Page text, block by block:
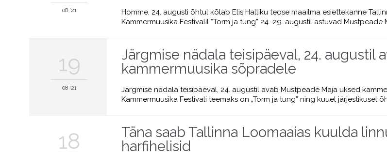
08 '21
Homme, 24. augusti õhtul kõlab Elis Halliku teose maailma esiettekanne
Kammermuusika Festivalil “Torm ja tung” 24.-29. augustil astuvad Mustpeade
19
08 '21
Järgmise nädala teisipäeval, 24. augustil
kammermuusika sõpradele
Järgmise nädala teisipäeval, 24. augustil avab Mustpeade Maja uksed
Kammermuusika Festivali teemaks on „Torm ja tung” ning kuuel järjestikusel
18
Täna saab Tallinna Loomaaias kuulda
harfihelisid